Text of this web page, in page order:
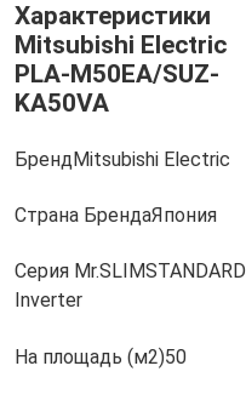
Характеристики
Mitsubishi Electric
PLA-M50EA/SUZ-
KA50VA
БрендMitsubishi Electric
Страна БрендаЯпония
Серия Mr.SLIMSTANDARD
Inverter
На площадь (м2)50